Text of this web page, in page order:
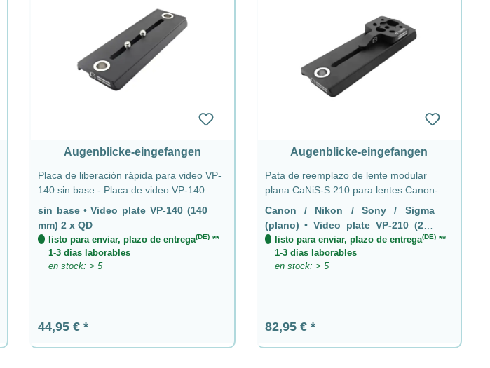
Augenblicke-eingefangen
Placa de liberación rápida para video VP-
140 sin base - Placa de video VP-140
(140 mm) 2 x QD
sin base • Video plate VP-140 (140
mm) 2 x QD
listo para enviar, plazo de entrega(DE)**
1-3 dias laborables
en stock: > 5
Precio normal:
44,95 €
Augenblicke-eingefangen
Pata de reemplazo de lente modular
plana CaNiS-S 210 para lentes Canon-
Nikon-Sony-Sigma CaNiS-S (plana) -
Placa de video VP-210 (210 mm) 2 x QD
Canon / Nikon / Sony / Sigma
(plano) • Video plate VP-210 (210
mm) 2 x QD
listo para enviar, plazo de entrega(DE) **
1-3 dias laborables
en stock: > 5
Precio normal:
82,95 €